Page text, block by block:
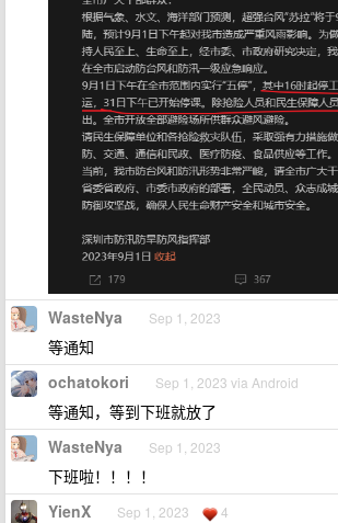
WasteNya Sep 1, 2023
等通知
ochatokori Sep 1, 2023 via Android
等通知，等到下班就放了
WasteNya Sep 1, 2023
下班啦！！！！
YienX Sep 1, 2023 4